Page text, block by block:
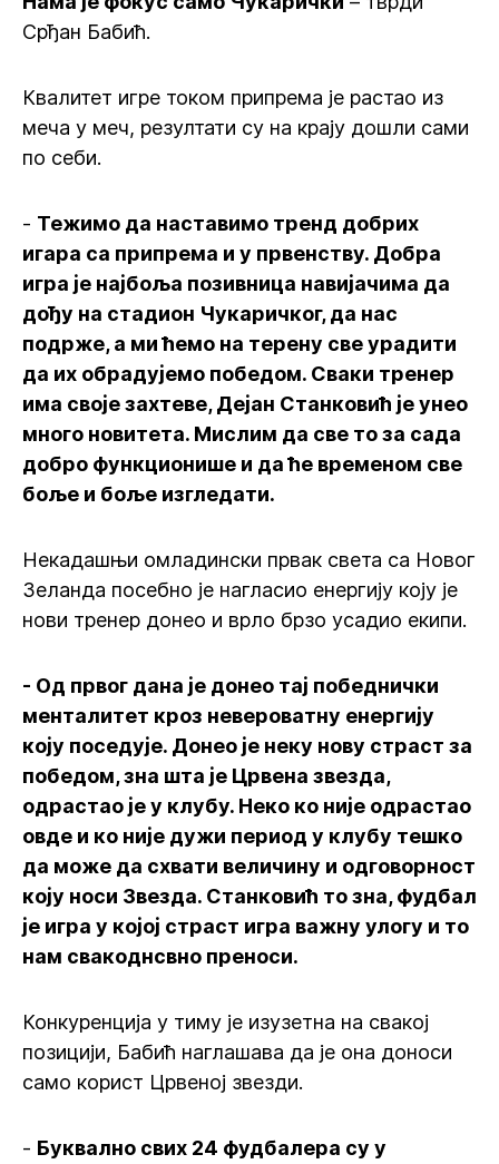
Срђан Бабић.
Квалитет игре током припрема је растао из
меча у меч, резултати су на крају дошли сами
по себи.
- Тежимо да наставимо тренд добрих
игара са припрема и у првенству. Добра
игра је најбоља позивница навијачима да
дођу на стадион Чукаричког, да нас
подрже, а ми ћемо на терену све урадити
да их обрадујемо победом. Сваки тренер
има своје захтеве, Дејан Станковић је унео
много новитета. Мислим да све то за сада
добро функционише и да ће временом све
боље и боље изгледати.
Некадашњи омладински првак света са Новог
Зеланда посебно је нагласио енергију коју је
нови тренер донео и врло брзо усадио екипи.
- Од првог дана је донео тај победнички
менталитет кроз невероватну енергију
коју поседује. Донео је неку нову страст за
победом, зна шта је Црвена звезда,
одрастао је у клубу. Неко ко није одрастао
овде и ко није дужи период у клубу тешко
да може да схвати величину и одговорност
коју носи Звезда. Станковић то зна, фудбал
је игра у којој страст игра важну улогу и то
нам свакоднсвно преноси.
Конкуренција у тиму је изузетна на свакој
позицији, Бабић наглашава да је она доноси
само корист Црвеној звезди.
- Буквално свих 24 фудбалера су у